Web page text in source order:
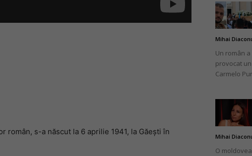
român, s-a născut la 6 aprilie 1941, la Găești în
Mihai
Un român
provocat
Carmelo
Mihai
O